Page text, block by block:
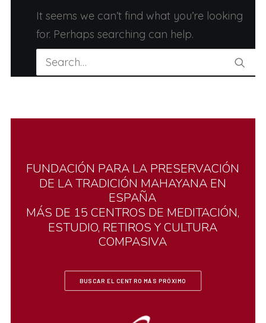
It seems we can’t find what you’re looking
for. Perhaps searching can help.
FUNDACIÓN PARA LA PRESERVACIÓN
DE LATRADICIÓN MAHAYANA EN
ESPAÑA
MÁS DE 15 CENTROS DE MEDITACIÓN,
ESTUDIO, RETIROS YCULTURA
COMPASIVA
BUSCAR EL CENTRO MÁS PRÓXIMO